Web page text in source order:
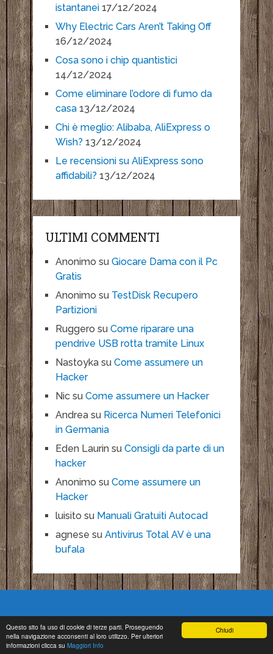
Chiudi
Questo sito fa uso di cookie di terze parti. Proseguendo
nella navigazione acconsenti al loro utilizzo. Per ulteriori
informazioni clicca su Maggiori Info
istantanei 17/12/2024
Why Electric Cars Aren’t Taking Off
16/12/2024
Cosa sono i chip quantistici
14/12/2024
Come eliminare l’odore di fumo da
casa 13/12/2024
Chi è meglio: Alibaba, AliExpress o
Wish? 13/12/2024
Le recensioni su AliExpress sono
affidabili? 13/12/2024
ULTIMI COMMENTI
Anonimo su Giocare Dama con il Pc
Gratis
Anonimo su TestDisk Recupero
Partizioni
Ruggero su Come riparare una
pendrive USB rotta tramite Linux
Nastoykasu Come assumere un
Hacker
Nicsu Come assumere un Hacker
Andreasu Ricerca Numeri Telefonici
in Germania
Eden Laurinsu Consigli da parte di un
hacker
Anonimo su Come assumere un
Hacker
luisito su Manuali Gratuiti Autocad
agnese su Antivirus Total AV è una
bufala
Copyright © 2026.